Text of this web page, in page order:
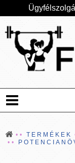
TERMÉKEK